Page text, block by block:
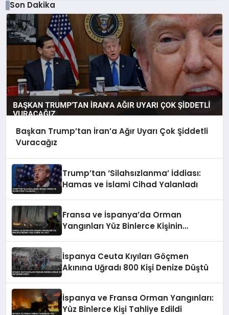
Son Dakika
Başkan Trump’tan İran’a Ağır Uyarı Çok Şiddetli
Vuracağız
Trump’tan ‘Silahsızlanma’ İddiası:
Hamas ve İslami Cihad Yalanladı
Fransa ve İspanya’da Orman
Yangınları Yüz Binlerce Kişinin
İspanya Ceuta Kıyıları Göçmen
Akınına Uğradı 800 Kişi Denize Düştü
İspanya ve Fransa Orman Yangınları:
Yüz Binlerce Kişi Tahliye Edildi